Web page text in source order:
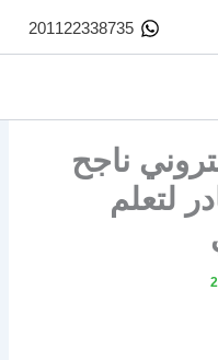
201122338735
ناجح
لتعلم